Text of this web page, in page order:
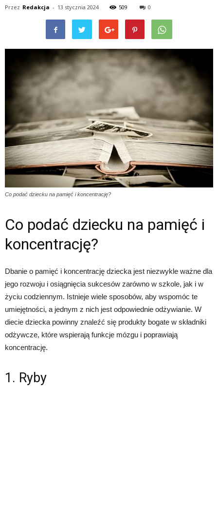
Przez Redakcja - 13 stycznia 2024 509 0
Co podać dziecku na pamięć i koncentrację?
Co podać dziecku na pamięć i
koncentrację?
Dbanie o pamięć i koncentrację dziecka jest niezwykle ważne dla
jego rozwoju i osiągnięcia sukcesów zarówno w szkole, jak i w
życiu codziennym. Istnieje wiele sposobów, aby wspomóc te
umiejętności, a jednym z nich jest odpowiednie odżywianie. W
diecie dziecka powinny znaleźć się produkty bogate w składniki
odżywcze, które wspierają funkcje mózgu i poprawiają
koncentrację.
1. Ryby